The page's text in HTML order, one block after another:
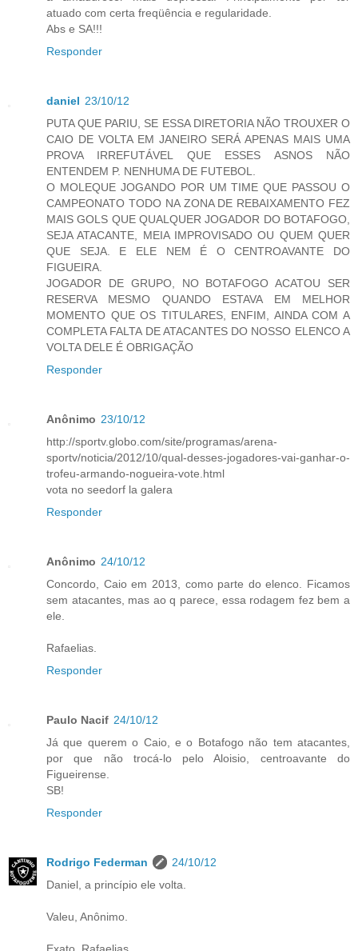
atuado com certa freqüência e regularidade.
Abs e SA!!!
Responder
daniel 23/10/12
PUTA QUE PARIU, SE ESSA DIRETORIA NÃO TROUXER O
CAIO DE VOLTA EM JANEIRO SERÁ APENAS MAIS UMA
PROVA IRREFUTÁVEL QUE ESSES ASNOS NÃO
ENTENDEM P. NENHUMA DE FUTEBOL.
O MOLEQUE JOGANDO POR UM TIME QUE PASSOU O
CAMPEONATO TODO NA ZONA DE REBAIXAMENTO FEZ
MAIS GOLS QUE QUALQUER JOGADOR DO BOTAFOGO,
SEJA ATACANTE, MEIA IMPROVISADO OU QUEM QUER
QUE SEJA. E ELE NEM É O CENTROAVANTE DO
FIGUEIRA.
JOGADOR DE GRUPO, NO BOTAFOGO ACATOU SER
RESERVA MESMO QUANDO ESTAVA EM MELHOR
MOMENTO QUE OS TITULARES, ENFIM, AINDA COM A
COMPLETA FALTA DE ATACANTES DO NOSSO ELENCO A
VOLTA DELE É OBRIGAÇÃO
Responder
Anônimo 23/10/12
http://sportv.globo.com/site/programas/arena-
sportv/noticia/2012/10/qual-desses-jogadores-vai-ganhar-o-
trofeu-armando-nogueira-vote.html
vota no seedorf la galera
Responder
Anônimo 24/10/12
Concordo, Caio em 2013, como parte do elenco. Ficamos
sem atacantes, mas ao q parece, essa rodagem fez bem a
ele.
Rafaelias.
Responder
Paulo Nacif 24/10/12
Já que querem o Caio, e o Botafogo não tem atacantes,
por que não trocá-lo pelo Aloisio, centroavante do
Figueirense.
SB!
Responder
Rodrigo Federman
24/10/12
Daniel, a princípio ele volta.
Valeu, Anônimo.
Exato, Rafaelias.